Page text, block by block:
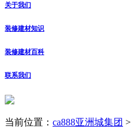
关于我们
装修建材知识
装修建材百科
联系我们
当前位置： ca888亚洲城集团 >